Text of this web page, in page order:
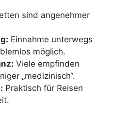
sind angenehmer
Einnahme unterwegs
möglich.
Viele empfinden
„medizinisch“.
Praktisch für Reisen